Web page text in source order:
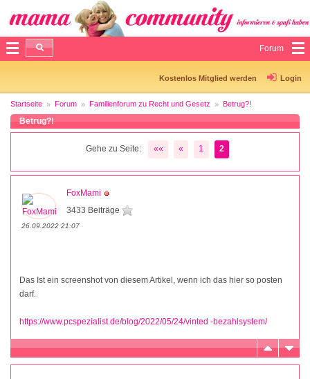
Forum
Kostenlos Mitglied werden Login
Startseite Forum Familienforum zu Recht und Gesetz Betrug?!
Betrug?!
Gehe zu Seite: «« « 1 2
FoxMami
3433 Beiträge
26.09.2022 21:07
Das Ist ein screenshot von diesem Artikel, wenn ich das hier so posten
darf.
https://www.pcspezialist.de/blog/2022/05/24/vinted -bezahlsystem/